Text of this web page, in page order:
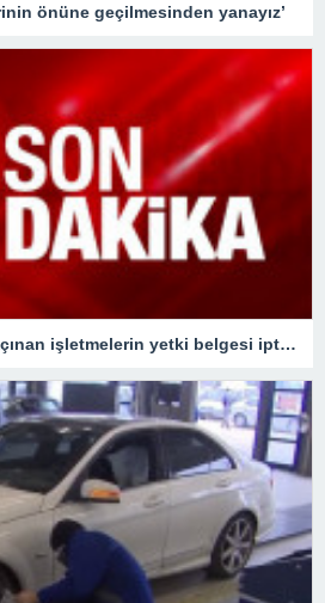
önüne geçilmesinden yanayız’
Sıfır araç satışından kaçınan işletmelerin yetki belgesi iptal edilecek